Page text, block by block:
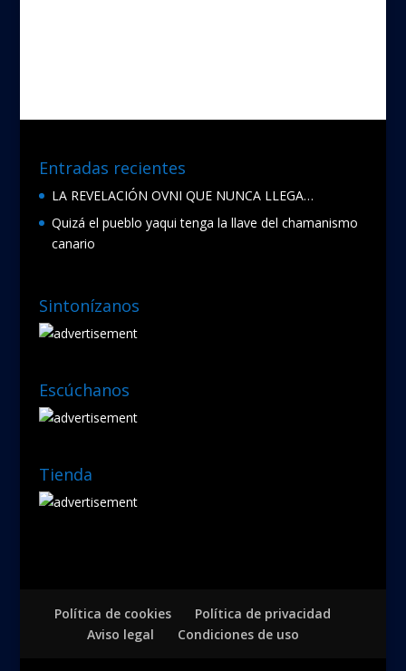
Entradas recientes
LA REVELACIÓN OVNI QUE NUNCA LLEGA…
Quizá el pueblo yaqui tenga la llave del chamanismo
canario
Sintonízanos
Escúchanos
Tienda
Política de cookies
Política de privacidad
Aviso legal
Condiciones de uso